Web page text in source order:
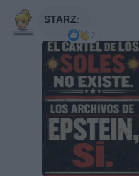
STARZ:
2